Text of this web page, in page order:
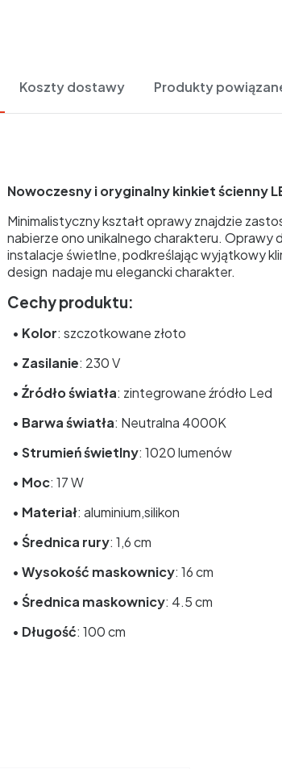
Koszty dostawy Produkty
Nowoczesny i oryginalny kinkiet ścienny
Minimalistyczny kształt oprawy znajdzie
nabierze ono unikalnego charakteru. Oprawy
instalacje świetlne, podkreślając wyjątkowy
design nadaje mu elegancki charakter.
Cechy produktu:
• Kolor: szczotkowane złoto
• Zasilanie: 230 V
• Źródło światła: zintegrowane źródło Led
• Barwa światła: Neutralna 4000K
• Strumień świetlny: 1020 lumenów
• Moc: 17 W
• Materiał: aluminium,silikon
• Średnica rury: 1,6 cm
• Wysokość maskownicy: 16 cm
• Średnica maskownicy: 4.5 cm
• Długość: 100 cm